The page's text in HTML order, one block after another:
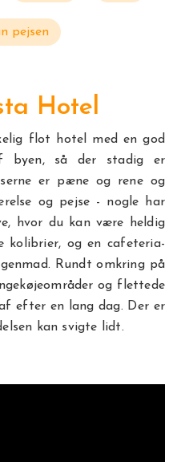
pejsen
Hotel
flot hotel med en god
byen, så der stadig er
er pæne og rene og
og pejse - nogle har
hvor du kan være heldig
kolibrier, og en cafeteria-
Rundt omkring på
og flettede
efter en lang dag. Der er
kan svigte lidt.